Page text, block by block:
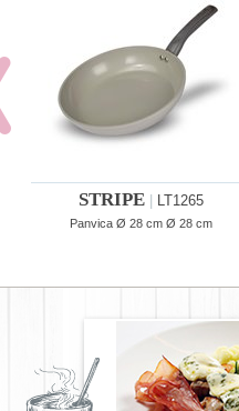
STRIPE LT1265
Panvica Ø 28 cm Ø 28 cm